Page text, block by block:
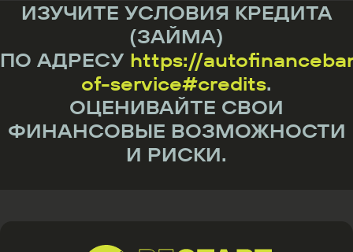
ИЗУЧИТЕ УСЛОВИЯ КРЕДИТА
(ЗАЙМА)
ПО АДРЕСУ https://
of-service#credits.
ОЦЕНИВАЙТЕ СВОИ
ФИНАНСОВЫЕ ВОЗМОЖНОСТИ
И РИСКИ.